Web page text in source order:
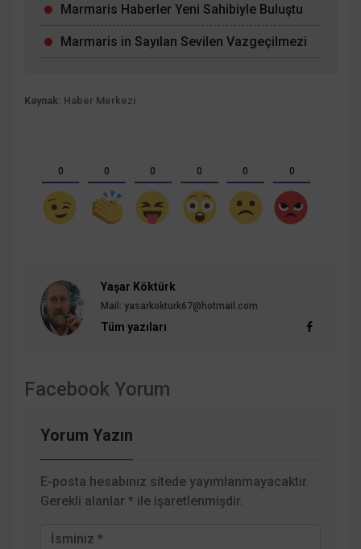
Marmaris Haberler Yeni Sahibiyle Buluştu
Marmaris in Sayılan Sevilen Vazgeçilmezi
Kaynak: Haber Merkezi
0 0 0 0 0 0
Yaşar Köktürk
Mail: yasarkokturk67@hotmail.com
Tüm yazıları
Facebook Yorum
Yorum Yazın
E-posta hesabınız sitede yayımlanmayacaktır.
Gerekli alanlar * ile işaretlenmişdir.